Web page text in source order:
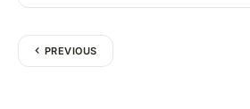
PREVIOUS